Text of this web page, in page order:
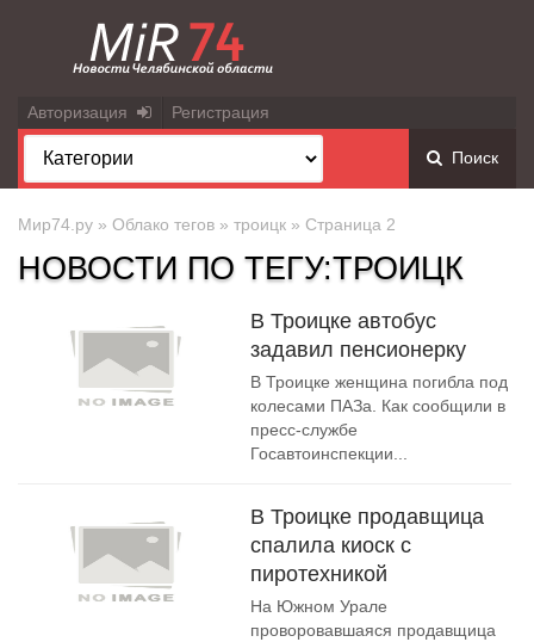
Авторизация Регистрация
Поиск
Мир74.ру » Облако тегов » троицк » Страница 2
НОВОСТИ ПО ТЕГУ:ТРОИЦК
В Троицке автобус
задавил пенсионерку
В Троицке женщина погибла под
колесами ПАЗа. Как сообщили в
пресс-службе
Госавтоинспекции...
В Троицке продавщица
спалила киоск с
пиротехникой
На Южном Урале
проворовавшаяся продавщица